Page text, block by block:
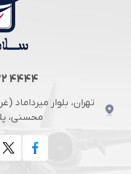
4444
تهران، بلوار میرداماد
محسنی، پلاک 110